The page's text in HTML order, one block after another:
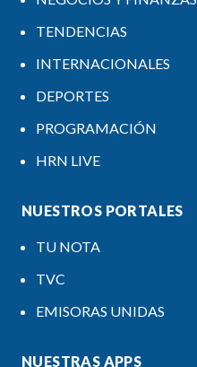
TENDENCIAS
INTERNACIONALES
DEPORTES
PROGRAMACIÓN
HRN LIVE
NUESTROS PORTALES
TU NOTA
TVC
EMISORAS UNIDAS
NUESTRAS APPS